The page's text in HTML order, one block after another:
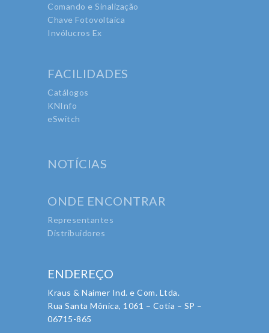
Comando e Sinalização
Chave Fotovoltaica
Invólucros Ex
FACILIDADES
Catálogos
KNInfo
eSwitch
NOTÍCIAS
ONDE ENCONTRAR
Representantes
Distribuidores
ENDEREÇO
Kraus & Naimer Ind. e Com. Ltda.
Rua Santa Mônica, 1061 – Cotia – SP –
06715-865